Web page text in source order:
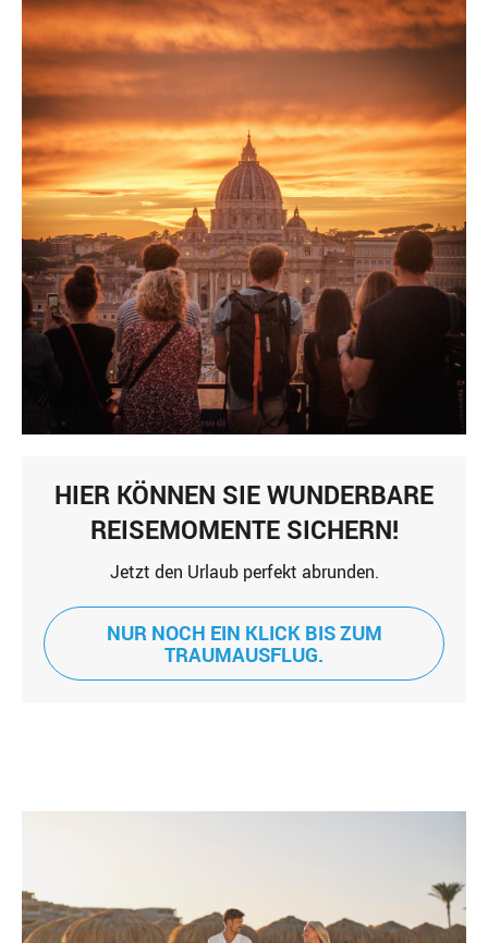
HIER KÖNNEN SIE WUNDERBARE
REISEMOMENTE SICHERN!
Jetzt den Urlaub perfekt abrunden.
NUR NOCH EIN KLICK BIS ZUM
TRAUMAUSFLUG.